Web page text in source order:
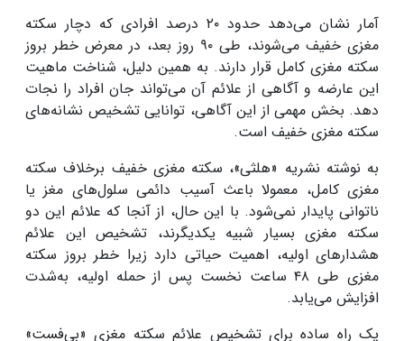
آمار نشان می‌دهد حدود ۲۰ درصد افرادی که دچار سکته
مغزی خفیف می‌شوند، طی ۹۰ روز بعد، در معرض خطر بروز
سکته مغزی کامل قرار دارند. به همین دلیل، شناخت ماهیت
این عارضه و آگاهی از علائم آن می‌تواند جان افراد را نجات
دهد. بخش مهمی از این آگاهی، توانایی تشخیص نشانه‌های
سکته مغزی خفیف است.
به نوشته نشریه «هلثی»، سکته مغزی خفیف برخلاف سکته
مغزی کامل، معمولا باعث آسیب دائمی سلول‌های مغز یا
ناتوانی پایدار نمی‌شود. با این حال، از آنجا که علائم این دو
سکته مغزی بسیار شبیه یکدیگرند، تشخیص این علائم
هشدارهای اولیه، اهمیت حیاتی دارد زیرا خطر بروز سکته
مغزی طی ۴۸ ساعت نخست پس از حمله اولیه، به‌شدت
افزایش می‌یابد.
یک راه ساده برای تشخیص علائم سکته مغزی «بی‌فست»